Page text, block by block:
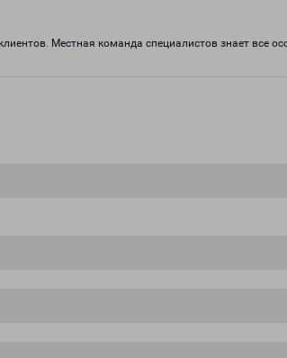
Местная команда специалистов знает все